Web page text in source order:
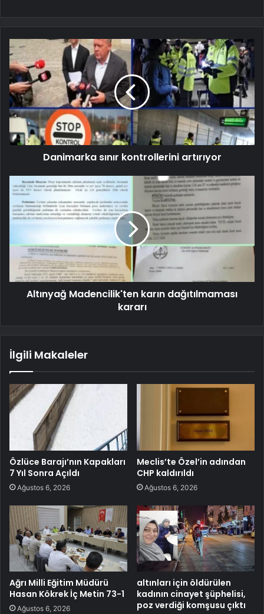
Danimarka sınır kontrollerini artırıyor
Altınyağ Madencilik'ten karın dağıtılmaması
kararı
İlgili Makaleler
Özlüce Barajı’nın Kapakları
7 Yıl Sonra Açıldı
Ağustos 6, 2026
Meclis’te Özel’in adından
CHP kaldırıldı
Ağustos 6, 2026
Ağrı Milli Eğitim Müdürü
Hasan Kökrek İç Metin 73-1
Ağustos 6, 2026
altınları için öldürülen
kadının cinayet şüphelisi,
poz verdiği komşusu çıktı